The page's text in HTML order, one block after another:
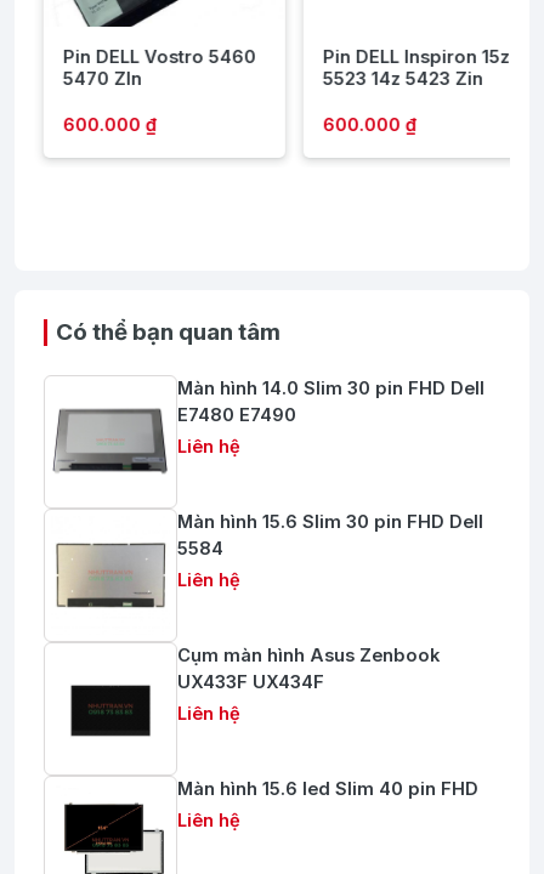
Pin DELL Vostro 5460
5470 ZIn
600.000 ₫
Pin DELL Inspiron 15z
5523 14z 5423 Zin
600.000 ₫
Có thể bạn quan tâm
Màn hình 14.0 Slim 30 pin FHD Dell
E7480 E7490
Liên hệ
Màn hình 15.6 Slim 30 pin FHD Dell
5584
Liên hệ
Cụm màn hình Asus Zenbook
UX433F UX434F
Liên hệ
Màn hình 15.6 led Slim 40 pin FHD
Liên hệ